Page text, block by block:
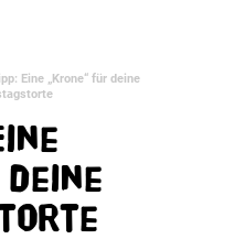
Eine „Krone“ für deine